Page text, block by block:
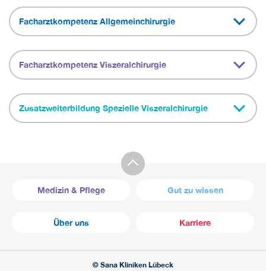
Facharztkompetenz Allgemeinchirurgie
Facharztkompetenz Viszeralchirurgie
Zusatzweiterbildung Spezielle Viszeralchirurgie
Medizin & Pflege Gut zu wissen
Über uns Karriere
© Sana Kliniken Lübeck